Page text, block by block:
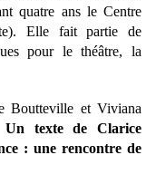
quatre ans le Centre
Elle fait partie de
pour le théâtre, la
Boutteville etViviana
Un texte de Clarice
: une rencontre de